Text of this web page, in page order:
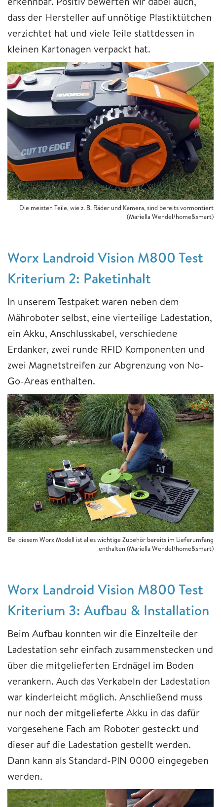
dass der Hersteller auf unnötige Plastiktütchen
verzichtet hat und viele Teile stattdessen in
kleinen Kartonagen verpackt hat.
Die meisten Teile, wie z. B. Räder und Kamera, sind bereits vormontiert
(Mariella Wendel/home&smart)
Worx Landroid Vision M800 Test
Kriterium 2: Paketinhalt
In unserem Testpaket waren neben dem
Mähroboter selbst, eine vierteilige Ladestation,
ein Akku, Anschlusskabel, verschiedene
Erdanker, zwei runde RFID Komponenten und
zwei Magnetstreifen zur Abgrenzung von No-
Go-Areas enthalten.
Bei diesem Worx Modell ist alles wichtige Zubehör bereits im Lieferumfang
enthalten (Mariella Wendel/home&smart)
Worx Landroid Vision M800 Test
Kriterium 3: Aufbau & Installation
Beim Aufbau konnten wir die Einzelteile der
Ladestation sehr einfach zusammenstecken und
über die mitgelieferten Erdnägel im Boden
verankern. Auch das Verkabeln der Ladestation
war kinderleicht möglich. Anschließend muss
nur noch der mitgelieferte Akku in das dafür
vorgesehene Fach am Roboter gesteckt und
dieser auf die Ladestation gestellt werden.
Dann kann als Standard-PIN 0000 eingegeben
werden.